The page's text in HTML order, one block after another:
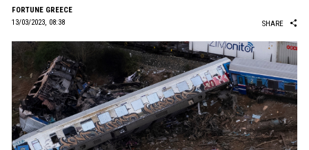
FORTUNE GREECE
13/03/2023, 08:38
SHARE